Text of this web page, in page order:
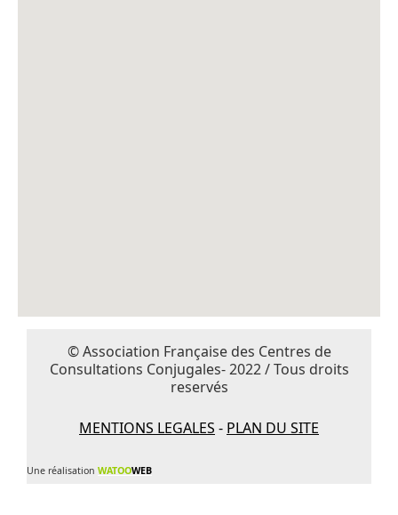
© Association Française des Centres de
Consultations Conjugales- 2022 / Tous droits
reservés
MENTIONS LEGALES - PLAN DU SITE
Une réalisation WATOOWEB